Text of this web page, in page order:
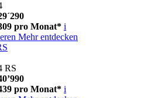
pro Monat* i
Mehr entdecken
RS
pro Monat* i